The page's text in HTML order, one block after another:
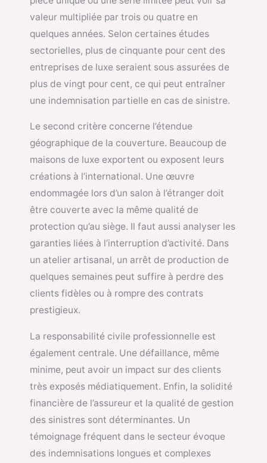
valeur multipliée par trois ou quatre en
quelques années. Selon certaines études
sectorielles, plus de cinquante pour cent des
entreprises de luxe seraient sous assurées de
plus de vingt pour cent, ce qui peut entraîner
une indemnisation partielle en cas de sinistre.
Le second critère concerne l’étendue
géographique de la couverture. Beaucoup de
maisons de luxe exportent ou exposent leurs
créations à l’international. Une œuvre
endommagée lors d’un salon à l’étranger doit
être couverte avec la même qualité de
protection qu’au siège. Il faut aussi analyser les
garanties liées à l’interruption d’activité. Dans
un atelier artisanal, un arrêt de production de
quelques semaines peut suffire à perdre des
clients fidèles ou à rompre des contrats
prestigieux.
La responsabilité civile professionnelle est
également centrale. Une défaillance, même
minime, peut avoir un impact sur des clients
très exposés médiatiquement. Enfin, la solidité
financière de l’assureur et la qualité de gestion
des sinistres sont déterminantes. Un
témoignage fréquent dans le secteur évoque
des indemnisations longues et complexes